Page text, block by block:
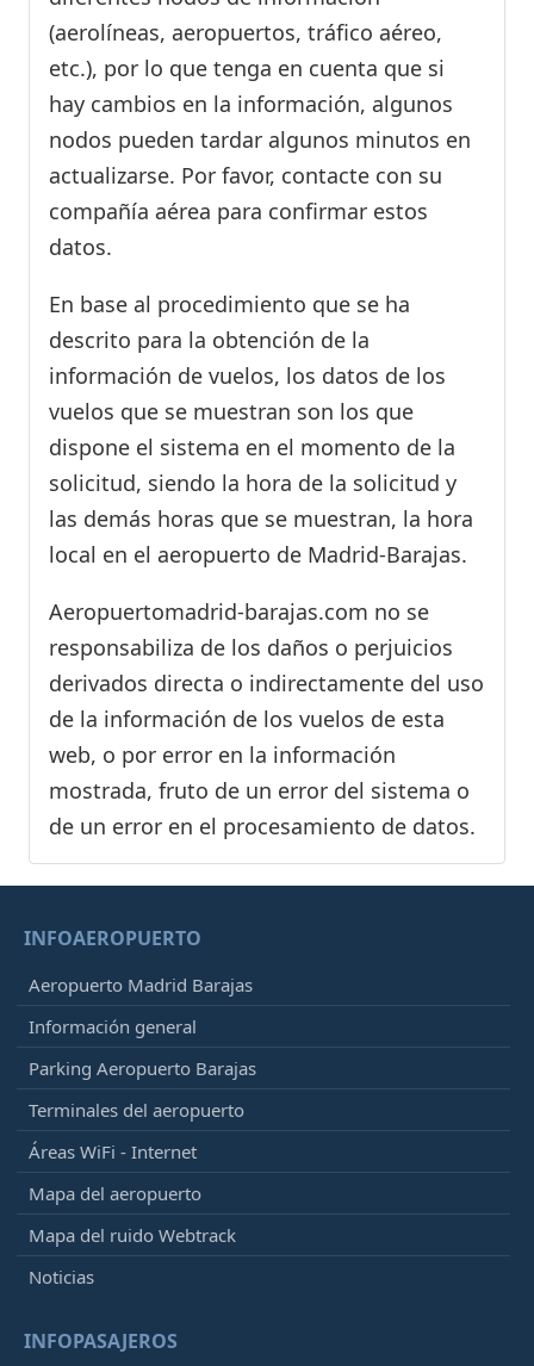
(aerolíneas, aeropuertos, tráfico aéreo,
etc.), por lo que tenga en cuenta que si
hay cambios en la información, algunos
nodos pueden tardar algunos minutos en
actualizarse. Por favor, contacte con su
compañía aérea para confirmar estos
datos.
En base al procedimiento que se ha
descrito para la obtención de la
información de vuelos, los datos de los
vuelos que se muestran son los que
dispone el sistema en el momento de la
solicitud, siendo la hora de la solicitud y
las demás horas que se muestran, la hora
local en el aeropuerto de Madrid-Barajas.
Aeropuertomadrid-barajas.com no se
responsabiliza de los daños o perjuicios
derivados directa o indirectamente del uso
de la información de los vuelos de esta
web, o por error en la información
mostrada, fruto de un error del sistema o
de un error en el procesamiento de datos.
INFOAEROPUERTO
Aeropuerto Madrid Barajas
Información general
Parking Aeropuerto Barajas
Terminales del aeropuerto
Áreas WiFi - Internet
Mapa del aeropuerto
Mapa del ruido Webtrack
Noticias
INFOPASAJEROS